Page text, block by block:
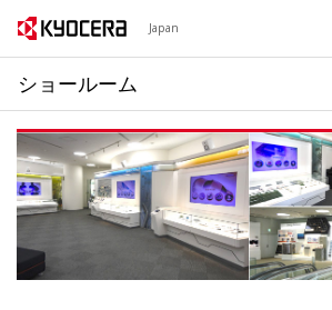
Japan
ショールーム